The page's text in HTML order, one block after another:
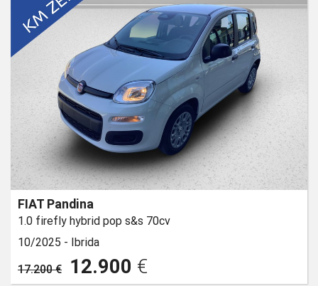
FIAT Pandina
1.0 firefly hybrid pop s&s 70cv
10/2025 - Ibrida
17.200 €
12.900 €